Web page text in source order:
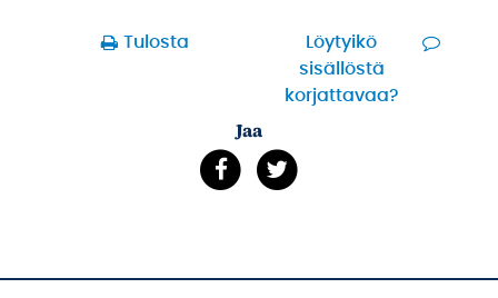
Tulosta
Löytyikö
sisällöstä
korjattavaa?
Jaa